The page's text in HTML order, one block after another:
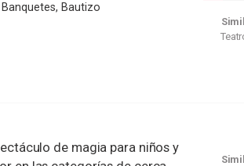
Bautizo
de magia para niños y